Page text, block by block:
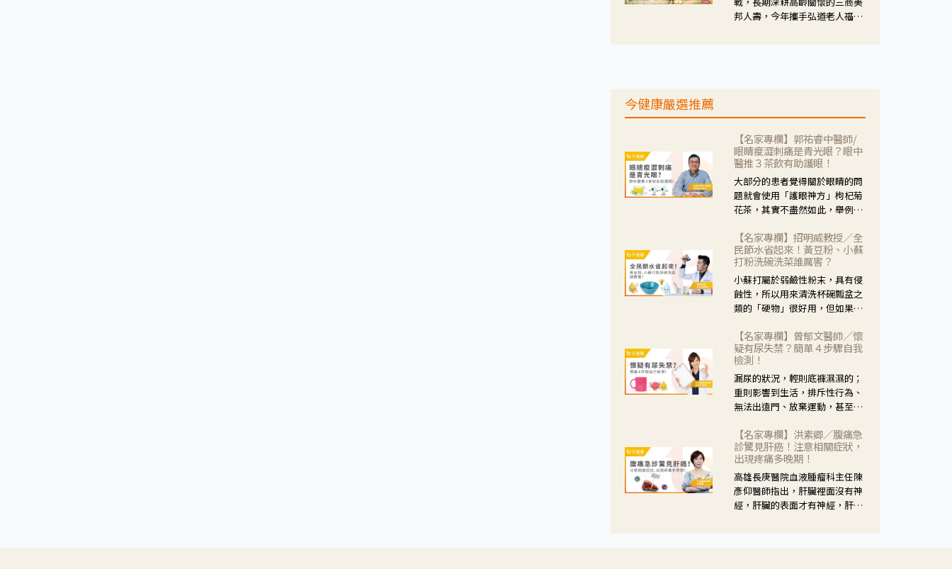
邦人壽，今年攜手弘道老人福利
生活挑戰。
今健康嚴選推薦
【名家專欄】郭祐睿中醫師/
眼睛痠澀刺痛是青光眼？眼中
醫推３茶飲有助護眼！
大部分的患者覺得關於眼睛的問
題就會使用「護眼神方」枸杞菊
花茶，其實不盡然如此，舉例來
紅、眼睛痛、眼屎多而且顏色
黃，當然就可以使用枸杞菊花
茶，但是枸杞的劑量要少，菊花
的劑量要多；若是有以上症狀以
外，眼睛還會有灼熱感，眼屎多
到會「牽絲」，也就是水樣分泌
了，這時候就要使用菊花、金銀
花來治療；假如單純的眼睛乾
澀，結膜沒有紅，眼睛周圍沒有
眼屎，這種情況是屬於「陰
虛」，就可以使用枸杞、蓮藕、
麥門冬、山藥等比較滋潤的藥
【名家專欄】招明威教授／全
民節水省起來！黃豆粉、小蘇
打粉洗碗洗菜誰厲害？
小蘇打屬於弱鹼性粉末，具有侵
蝕性，所以用來清洗杯碗瓢盆之
類的「硬物」很好用，但如果用
特別注意用法用量，使用過多或
是浸泡太久，容易腐蝕蔬菜的纖
維，讓菜軟掉不清脆。
【名家專欄】曾郁文醫師／懷
疑有尿失禁？簡單４步驟自我
檢測！
漏尿的狀況，輕則底褲濕濕的；
重則影響到生活，排斥性行為、
無法出遠門、放棄運動，甚至怕
禁」的症狀，長期下來不敢與朋
友往來，低潮陰霾造成憂鬱症。
【名家專欄】洪素卿／腹痛急
診驚見肝癌！注意相關症狀，
出現疼痛多晚期！
高雄長庚醫院血液腫瘤科主任陳
彥仰醫師指出，肝臟裡面沒有神
經，肝臟的表面才有神經，肝臟